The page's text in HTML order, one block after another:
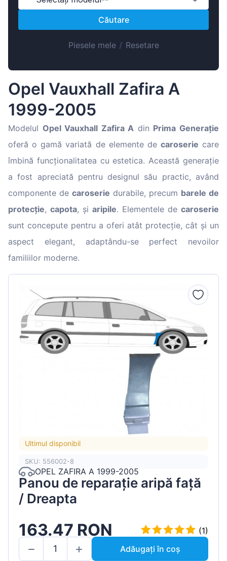
Lietuvių
Slovenian
Latvian
Căutare
Piesele mele/ Resetare
Opel Vauxhall Zafira A
1999-2005
Modelul Opel Vauxhall Zafira A din Prima Generație
oferă o gamă variată de elemente de caroserie care
îmbină funcționalitatea cu estetica. Această generație
a fost apreciată pentru designul său practic, având
componente de caroserie durabile, precum barele de
protecție, capota, și aripile. Elementele de caroserie
sunt concepute pentru a oferi atât protecție, cât și un
aspect elegant, adaptându-se perfect nevoilor
familiilor moderne.
Ultimul disponibil
SKU: 556002-8
OPEL ZAFIRA A 1999-2005
Panou de reparație aripă față
/ Dreapta
163.47 RON
(1)
Adăugați în coș